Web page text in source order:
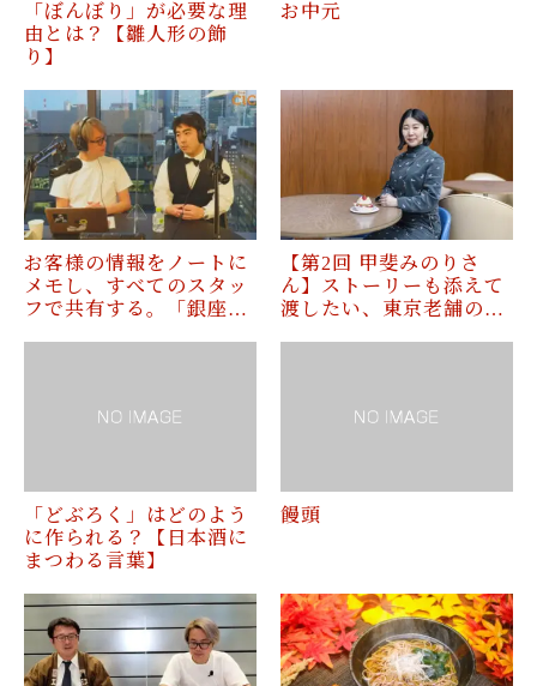
「ぼんぼり」が必要な理
由とは？【雛人形の飾
り】
お中元
お客様の情報をノートに
メモし、すべてのスタッ
フで共有する。「銀座…
【第2回 甲斐みのりさ
ん】ストーリーも添えて
渡したい、東京老舗の…
「どぶろく」はどのよう
に作られる？【日本酒に
まつわる言葉】
饅頭